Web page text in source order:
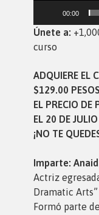
00:00
Únete a:
curso
ADQUIERE EL
$129.00
EL PRECIO DE
EL 20 DE JULIO
¡NO TE
Imparte:
Actriz
Dramatic
Formó parte